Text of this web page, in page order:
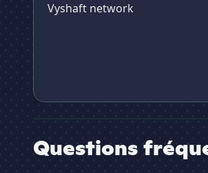
Vyshaft network
Questions